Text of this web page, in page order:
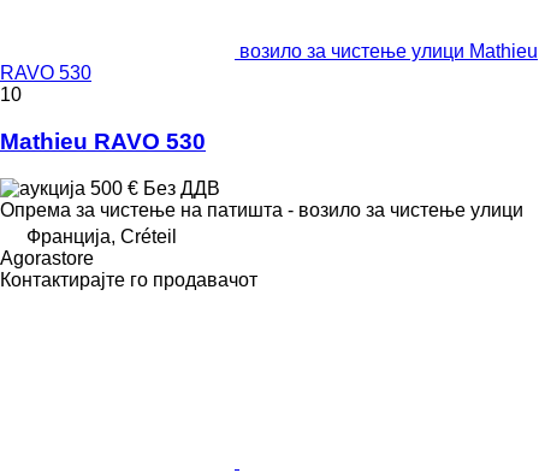
возило за чистење улици Mathieu
RAVO 530
10
Mathieu RAVO 530
500 € Без ДДВ
Опрема за чистење на патишта - возило за чистење улици
Франција, Créteil
Agorastore
Контактирајте го продавачот